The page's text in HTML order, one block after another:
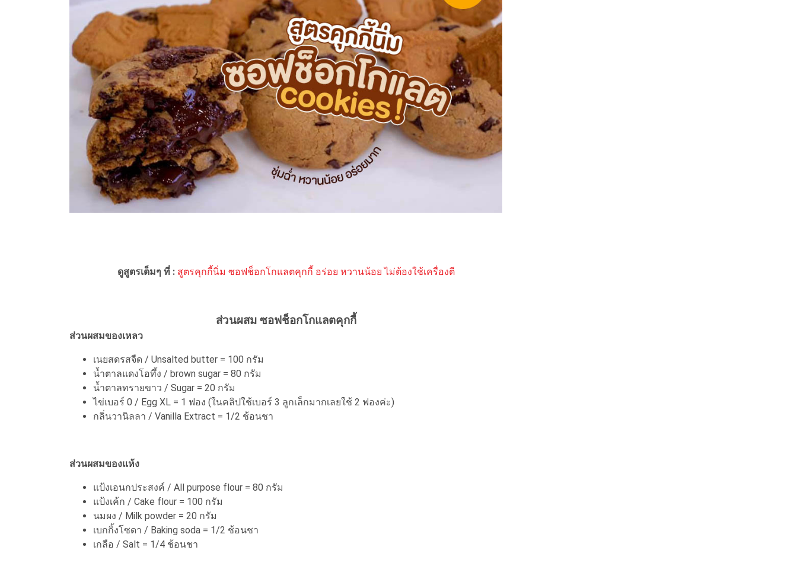
ดูสูตรเต็มๆ ที่ : สูตรคุกกี้นิ่ม ซอฟช็อกโกแลตคุกกี้ อร่อย หวานน้อย ไม่ต้องใช้เครื่องตี
ส่วนผสม ซอฟช็อกโกแลตคุกกี้
ส่วนผสมของเหลว
เนยสดรสจืด / Unsalted butter = 100 กรัม
น้ำตาลแดงโอทึ้ง / brown sugar = 80 กรัม
น้ำตาลทรายขาว / Sugar = 20 กรัม
ไข่เบอร์ 0 / Egg XL = 1 ฟอง (ในคลิปใช้เบอร์ 3 ลูกเล็กมากเลยใช้ 2 ฟองค่ะ)
กลิ่นวานิลลา / Vanilla Extract = 1/2 ช้อนชา
ส่วนผสมของแห้ง
แป้งเอนกประสงค์ / All purpose flour = 80 กรัม
แป้งเค้ก / Cake flour = 100 กรัม
นมผง / Milk powder = 20 กรัม
เบกกิ้งโซดา / Baking soda = 1/2 ช้อนชา
เกลือ / Salt = 1/4 ช้อนชา